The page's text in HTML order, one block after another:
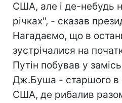
США, але і де-небудь
річках", - сказав
Нагадаємо, що в
зустрічалися на
Путін побував у
Дж.Буша - старшого в
США, де рибалив